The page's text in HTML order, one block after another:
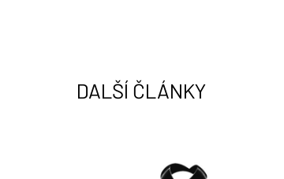
DALŠÍ ČLÁNKY